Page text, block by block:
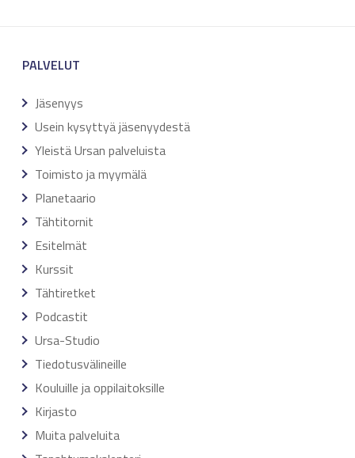
PALVELUT
Jäsenyys
Usein kysyttyä jäsenyydestä
Yleistä Ursan palveluista
Toimisto ja myymälä
Planetaario
Tähtitornit
Esitelmät
Kurssit
Tähtiretket
Podcastit
Ursa-Studio
Tiedotusvälineille
Kouluille ja oppilaitoksille
Kirjasto
Muita palveluita